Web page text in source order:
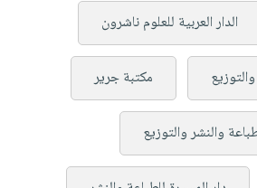
الدار العربية للعلوم ناشرون
مكتبة جرير
والنشر والتوزيع